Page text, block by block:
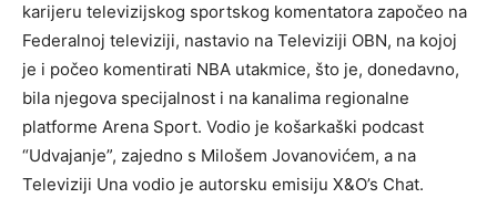
karijeru televizijskog sportskog komentatora započeo na
Federalnoj televiziji, nastavio na Televiziji OBN, na kojoj
je i počeo komentirati NBA utakmice, što je, donedavno,
bila njegova specijalnost i na kanalima regionalne
platforme Arena Sport. Vodio je košarkaški podcast
“Udvajanje”, zajedno s Milošem Jovanovićem, a na
Televiziji Una vodio je autorsku emisiju X&O’s Chat.